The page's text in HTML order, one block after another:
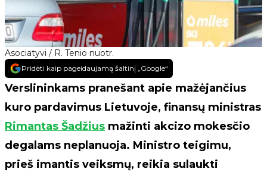
Asociatyvi / R. Tenio nuotr.
Pridėti kaip pageidaujamą šaltinį „Google“
Verslininkams pranešant apie mažėjančius
kuro pardavimus Lietuvoje, finansų ministras
Rimantas Šadžius mažinti akcizo mokesčio
degalams neplanuoja. Ministro teigimu,
prieš imantis veiksmų, reikia sulaukti